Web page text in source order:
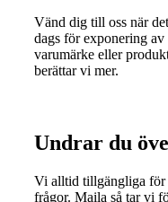
Vänd dig till oss när
dags för exponering av
varumärke eller
berättar vi mer.
Undrar du
Vi alltid tillgängliga för
frågor. Maila så tar vi